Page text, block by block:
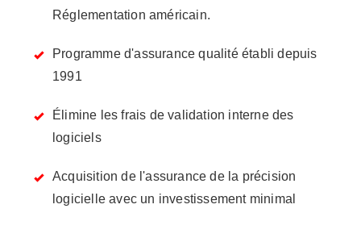
Réglementation américain.
Programme d'assurance qualité établi depuis
1991
Élimine les frais de validation interne des
logiciels
Acquisition de l'assurance de la précision
logicielle avec un investissement minimal